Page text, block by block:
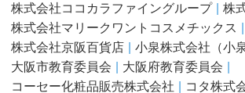
株式会社ココカラファイングループ
株
株式会社マリークワントコスメチックス
株式会社京阪百貨店
小泉株式会社（小
大阪市教育委員会
大阪府教育委員会
コーセー化粧品販売株式会社
コタ株式